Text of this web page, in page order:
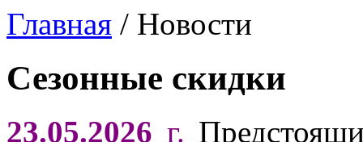
Главная / Новости
Сезонные скидки
23.05.2026 г.